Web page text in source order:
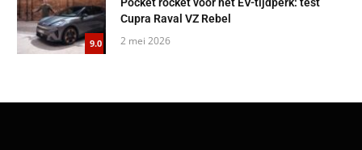
9.0
Pocket rocket voor het EV-tijdperk: test
Cupra Raval VZ Rebel
2 mei 2026